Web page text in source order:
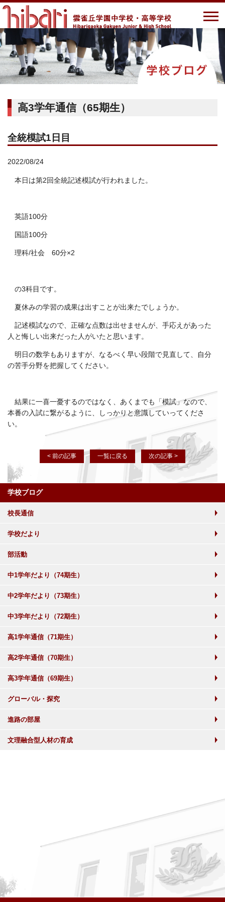
高3学年通信（65期生）
全統模試1日目
2022/08/24
本日は第2回全統記述模試が行われました。
英語100分
国語100分
理科/社会 60分×2
の3科目です。
夏休みの学習の成果は出すことが出来たでしょうか。
記述模試なので、正確な点数は出せませんが、手応えがあった
人と悔しい出来だった人がいたと思います。
明日の数学もありますが、なるべく早い段階で見直して、自分
の苦手分野を把握してください。
結果に一喜一憂するのではなく、あくまでも「模試」なので、
本番の入試に繋がるように、しっかりと意識していってくださ
い。
< 前の記事 一覧に戻る 次の記事 >
学校ブログ
校長通信
学校だより
部活動
中1学年だより（74期生）
中2学年だより（73期生）
中3学年だより（72期生）
高1学年通信（71期生）
高2学年通信（70期生）
高3学年通信（69期生）
グローバル・探究
進路の部屋
文理融合型人材の育成